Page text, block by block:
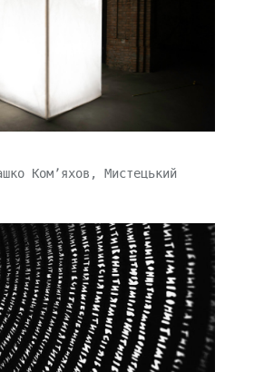
Ком’яхов, Мистецький